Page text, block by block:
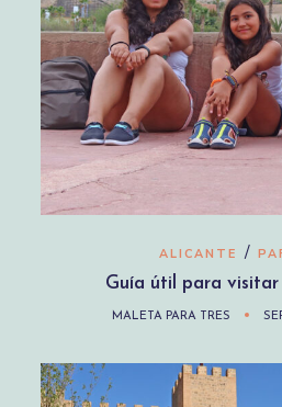
ALICANTE /
Guía útil para
MALETA PARA TRES